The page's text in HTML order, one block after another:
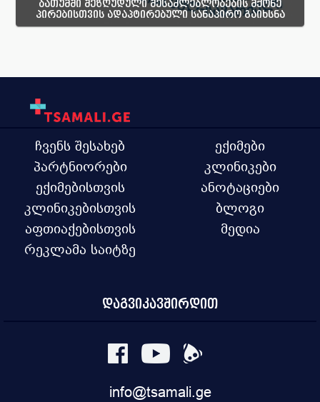
ბათუმში შეზღუდული შესაძლებლობების მქონე
პირებისთვის ადაპტირებული სანაპირო გაიხსნა
ჩვენს შესახებ
პარტნიორები
ექიმებისთვის
კლინიკებისთვის
აფთიაქებისთვის
რეკლამა საიტზე
ექიმები
კლინიკები
ანოტაციები
ბლოგი
მედია
დაგვიკავშირდით
info@tsamali.ge